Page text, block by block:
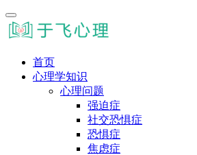
首页
心理学知识
心理问题
强迫症
社交恐惧症
恐惧症
焦虑症